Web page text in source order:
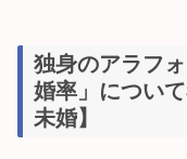
独身のアラフ
婚率」につい
未婚】